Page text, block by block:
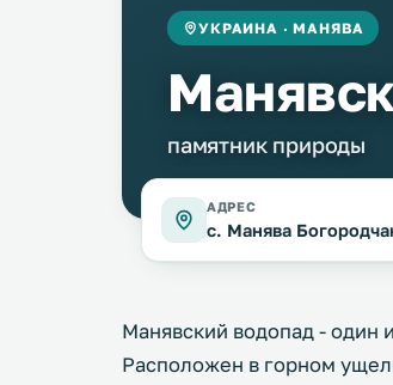
УКРАИНА · МАНЯВА
памятник природы
АДРЕС
с. Манява
Манявский водопад - один
Расположен в горном